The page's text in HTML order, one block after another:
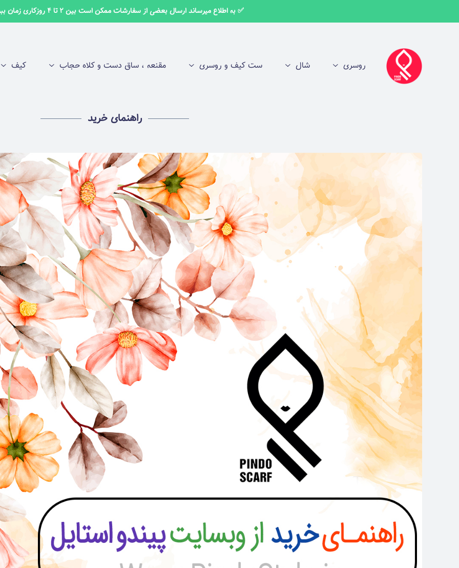
✅ به اطلاع میرساند ارسال بعضی از سفارشات ممکن است بین 2 تا 4 روزکاری زمان ببرد ✅
روسری شال ست کیف و روسری مقنعه ، ساق دست و کلاه حجاب کیف
راهنمای خرید